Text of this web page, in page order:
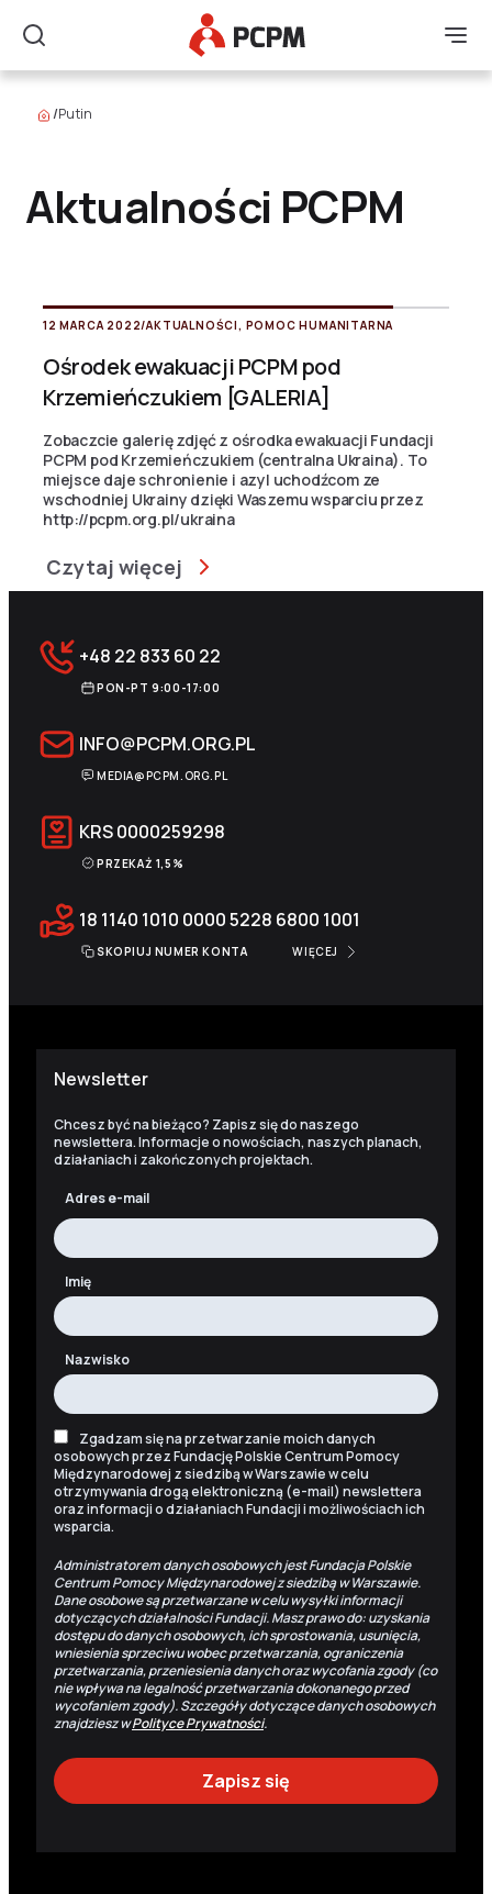
Szukaj
Główne Logo
/Putin
Aktualności PCPM
12 MARCA 2022/AKTUALNOŚCI , POMOC HUMANITARNA
Ośrodek ewakuacji PCPM pod
Krzemieńczukiem [GALERIA]
Zobaczcie galerię zdjęć z ośrodka ewakuacji Fundacji
PCPM pod Krzemieńczukiem (centralna Ukraina). To
miejsce daje schronienie i azyl uchodźcom ze
wschodniej Ukrainy dzięki Waszemu wsparciu przez
http://pcpm.org.pl/ukraina
Czytaj więcej
+48 22 833 60 22
PON-PT 9:00-17:00
INFO@PCPM.ORG.PL
MEDIA@PCPM.ORG.PL
KRS0000259298
PRZEKAŻ 1,5%
18 1140 1010 0000 5228 6800 1001
SKOPIUJ NUMER KONTA WIĘCEJ
Newsletter
Chcesz być na bieżąco? Zapisz się do naszego
newslettera. Informacje o nowościach, naszych planach,
działaniach i zakończonych projektach.
Adres e-mail
Imię
Nazwisko
Zgadzam się na przetwarzanie moich danych
osobowych przez Fundację Polskie Centrum Pomocy
Międzynarodowej z siedzibą w Warszawie w celu
otrzymywania drogą elektroniczną (e-mail) newslettera
oraz informacji o działaniach Fundacji i możliwościach ich
wsparcia.
Administratorem danych osobowych jest Fundacja Polskie
Centrum Pomocy Międzynarodowej z siedzibą w Warszawie.
Dane osobowe są przetwarzane w celu wysyłki informacji
dotyczących działalności Fundacji. Masz prawo do: uzyskania
dostępu do danych osobowych, ich sprostowania, usunięcia,
wniesienia sprzeciwu wobec przetwarzania, ograniczenia
przetwarzania, przeniesienia danych oraz wycofania zgody (co
nie wpływa na legalność przetwarzania dokonanego przed
wycofaniem zgody). Szczegóły dotyczące danych osobowych
znajdziesz wPolityce Prywatności.